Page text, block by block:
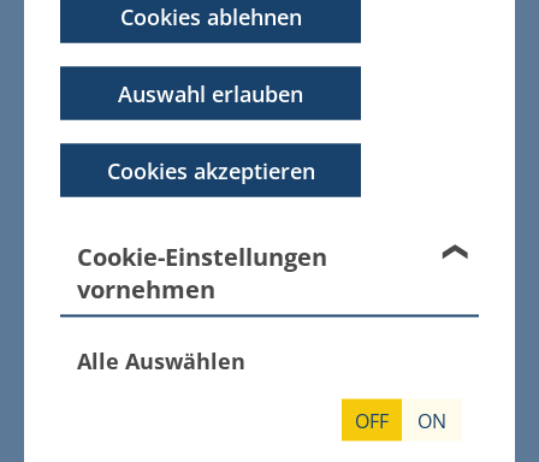
Cookies ablehnen
Auswahl erlauben
Cookies akzeptieren
Cookie-Einstellungen
vornehmen
Alle Auswählen
OFF ON
Hinweis auf eine Bekanntmachung der
Gemeinde Züssow im Züssower
Amtsblatt Nr. 02 / 2020 am 12.02.2020
Die Öffentliche Bekanntmachung erfolgt
entsprechend der Hauptsatzung der
Gemeinde Züssow im Züssower
Vorentwurf und Auslegung
Teilfflächennutzungsplanes